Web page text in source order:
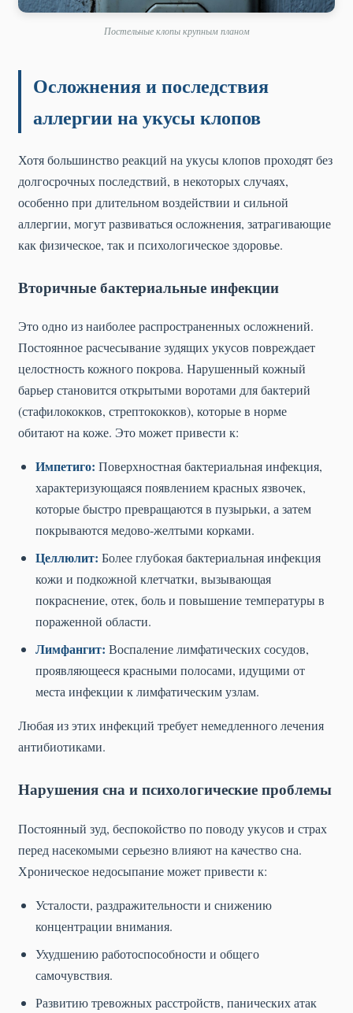
Постельные клопы крупным планом
Осложнения и последствия
аллергии на укусы клопов
Хотя большинство реакций на укусы клопов проходят без
долгосрочных последствий, в некоторых случаях,
особенно при длительном воздействии и сильной
аллергии, могут развиваться осложнения, затрагивающие
как физическое, так и психологическое здоровье.
Вторичные бактериальные инфекции
Это одно из наиболее распространенных осложнений.
Постоянное расчесывание зудящих укусов повреждает
целостность кожного покрова. Нарушенный кожный
барьер становится открытыми воротами для бактерий
(стафилококков, стрептококков), которые в норме
обитают на коже. Это может привести к:
Импетиго: Поверхностная бактериальная инфекция,
характеризующаяся появлением красных язвочек,
которые быстро превращаются в пузырьки, а затем
покрываются медово-желтыми корками.
Целлюлит: Более глубокая бактериальная инфекция
кожи и подкожной клетчатки, вызывающая
покраснение, отек, боль и повышение температуры в
пораженной области.
Лимфангит: Воспаление лимфатических сосудов,
проявляющееся красными полосами, идущими от
места инфекции к лимфатическим узлам.
Любая из этих инфекций требует немедленного лечения
антибиотиками.
Нарушения сна и психологические проблемы
Постоянный зуд, беспокойство по поводу укусов и страх
перед насекомыми серьезно влияют на качество сна.
Хроническое недосыпание может привести к:
Усталости, раздражительности и снижению
концентрации внимания.
Ухудшению работоспособности и общего
самочувствия.
Развитию тревожных расстройств, панических атак